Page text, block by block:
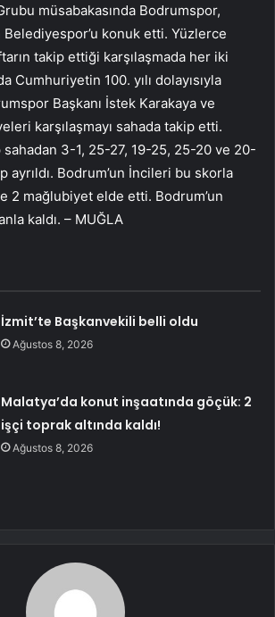
müsabakasında Bodrumspor,
Belediyespor’u konuk etti. Yüzlerce
takip ettiği karşılaşmada her iki
Cumhuriyetin 100. yılı dolayısıyla
Başkanı İstek Karakaya ve
karşılaşmayı sahada takip etti.
3-1, 25-27, 19-25, 25-20 ve 20-
ayrıldı. Bodrum’un İncileri bu skorla
2 mağlubiyet elde etti. Bodrum’un
kaldı. – MUĞLA
İzmit’te Başkanvekili belli oldu
Ağustos 8, 2026
Malatya’da konut inşaatında göçük: 2
işçi toprak altında kaldı!
Ağustos 8, 2026